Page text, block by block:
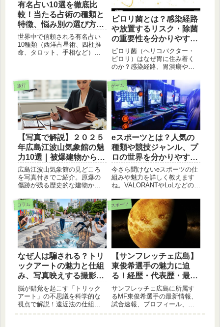
有名占い10選を徹底比
較！当たる占術の種類と
特徴、悩み別の選び方を
教えますね
世界中で信頼される有名占い
10種類（西洋占星術、四柱推
命、タロット、手相など）を
け方を教えますね。運勢を知
り、人生の指針を見つけたい
方は必見のガイドです。
ピロリ菌とは？感染経路
や放置するリスク・除菌
の重要性を分かりやすく
解説
ピロリ菌（ヘリコバクター・
ピロリ）はなぜ胃に住み着く
のか？感染経路、胃潰瘍や胃
療の流れまで専門医のアドバ
イスを交えて分かりやすく解
説。胃の健康を守るために知
っておくべき基本知識をまと
めました。
旅行
【写真で解説】２０２５
年広島江波山気象館の魅
力10選｜被爆建物から体
験展示まで
広島江波山気象館の見どころ
を写真付きでご紹介。原爆の
傷跡が残る歴史的な建物か
気展示まで、子どもから大人
まで楽しめる10の魅力を厳選
しました。訪問前に必見で
す！
ゲーム
eスポーツとは？人気の
種類や競技ジャンル、プ
ロの世界を分かりやすく
解説
今さら聞けないeスポーツの仕
組みや魅力を詳しく教えます
ね。VALORANTやLoLなどの人
ーの活動、日本国内での盛り
上がりまで網羅。初心者の方
でも、eスポーツがなぜこれほ
ど熱狂を生んでいるのかが丸
わかりです。
コラム
なぜ人は騙される？トリ
ックアートの魅力と仕組
み、写真映えする撮影の
コツ
脳が錯覚を起こす「トリック
アート」の不思議を科学的な
視点で解説！遠近法の仕組み
スポーツ
【サンフレッチェ広島】
東俊希選手の魅力に迫
る！経歴・代表歴・最新
ニュース
サンフレッチェ広島に所属す
るMF東俊希選手の最新情報、
試合速報、プロフィール、プ